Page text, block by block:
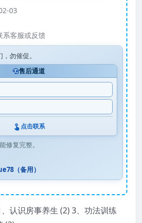
03
系客服或反馈
勿催促。
售后通道
点击联系
修复完整。
（备用）
认识房事养生 (2) 3、功法训练